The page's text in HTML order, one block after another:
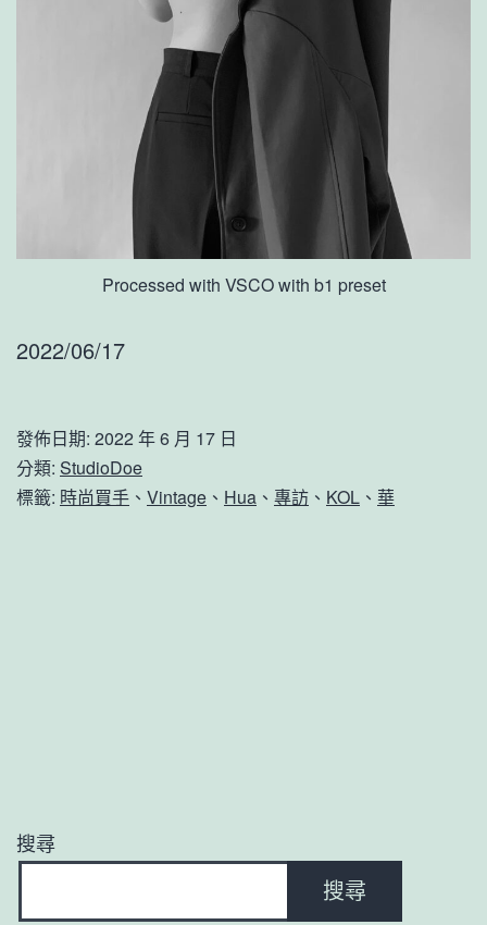
Processed with VSCO with b1 preset
2022/06/17
發佈日期: 2022 年 6 月 17 日
分類: StudioDoe
標籤: 時尚買手 、 Vintage 、 Hua 、 專訪 、 KOL 、 華
搜尋
搜尋